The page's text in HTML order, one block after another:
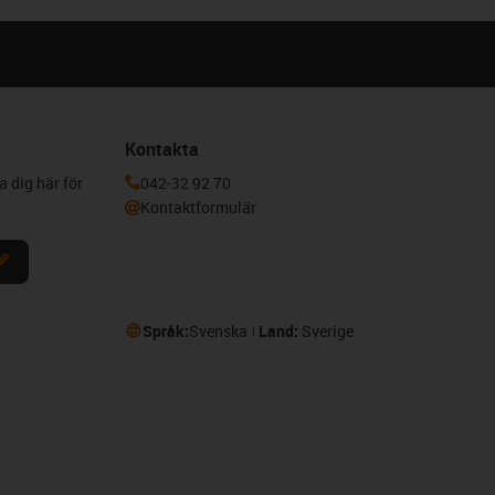
dig här för
Kontakta
042-32 92 70
Kontaktformulär
Språk:Svenska Land: Sverige